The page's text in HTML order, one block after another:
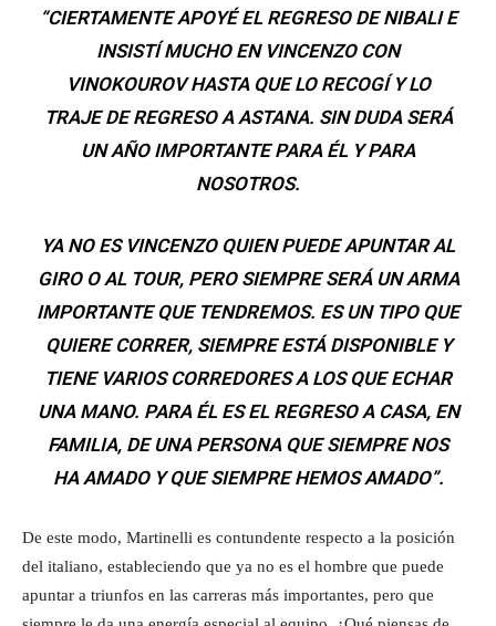
“CIERTAMENTE APOYÉ EL REGRESO DE NIBALI E
INSISTÍ MUCHO EN VINCENZO CON
VINOKOUROV HASTA QUE LO RECOGÍ Y LO
TRAJE DE REGRESO A ASTANA. SIN DUDA SERÁ
UN AÑO IMPORTANTE PARA ÉL Y PARA
NOSOTROS.
YA NO ES VINCENZO QUIEN PUEDE APUNTAR AL
GIRO O AL TOUR, PERO SIEMPRE SERÁ UN ARMA
IMPORTANTE QUE TENDREMOS. ES UN TIPO QUE
QUIERE CORRER, SIEMPRE ESTÁ DISPONIBLE Y
TIENE VARIOS CORREDORES A LOS QUE ECHAR
UNA MANO. PARA ÉL ES EL REGRESO A CASA, EN
FAMILIA, DE UNA PERSONA QUE SIEMPRE NOS
HA AMADO Y QUE SIEMPRE HEMOS AMADO”.
De este modo, Martinelli es contundente respecto a la posición
del italiano, estableciendo que ya no es el hombre que puede
apuntar a triunfos en las carreras más importantes, pero que